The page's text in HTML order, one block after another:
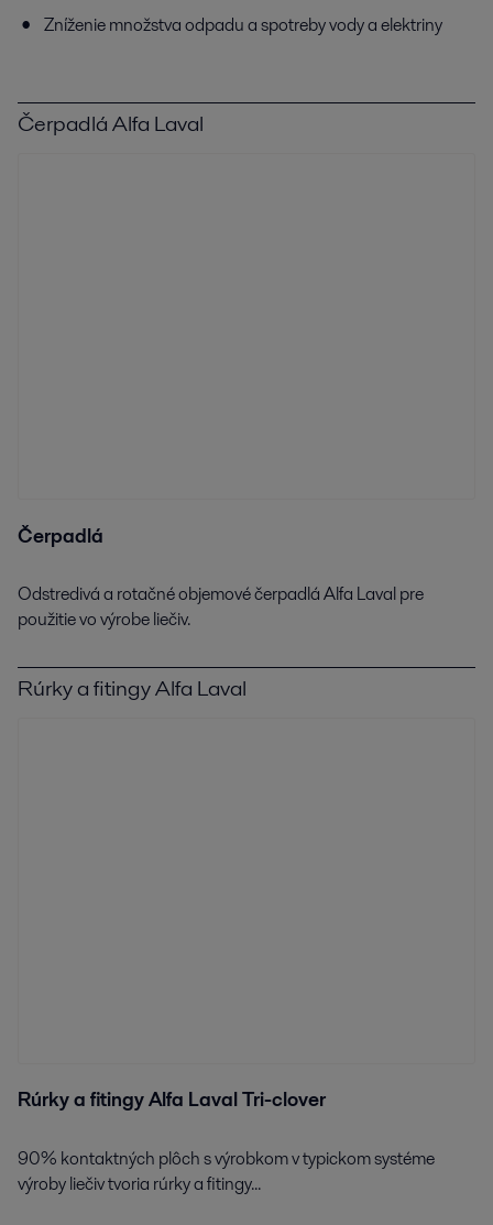
Zníženie množstva odpadu a spotreby vody a elektriny
Čerpadlá Alfa Laval
Čerpadlá
Odstredivá a rotačné objemové čerpadlá Alfa Laval pre
použitie vo výrobe liečiv.
Rúrky a fitingy Alfa Laval
Rúrky a fitingy Alfa Laval Tri-clover
90% kontaktných plôch s výrobkom v typickom systéme
výroby liečiv tvoria rúrky a fitingy...